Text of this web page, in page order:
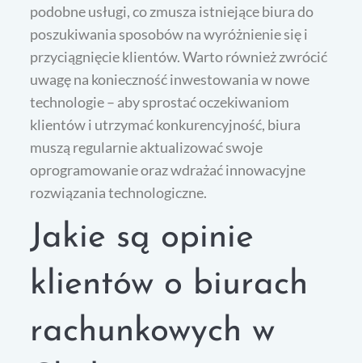
podobne usługi, co zmusza istniejące biura do
poszukiwania sposobów na wyróżnienie się i
przyciągnięcie klientów. Warto również zwrócić
uwagę na konieczność inwestowania w nowe
technologie – aby sprostać oczekiwaniom
klientów i utrzymać konkurencyjność, biura
muszą regularnie aktualizować swoje
oprogramowanie oraz wdrażać innowacyjne
rozwiązania technologiczne.
Jakie są opinie
klientów o biurach
rachunkowych w